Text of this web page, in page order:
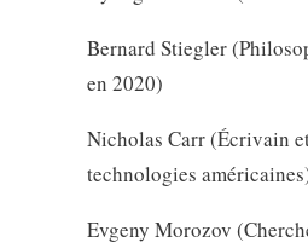
Bernard Stiegler
en 2020)
Nicholas Carr (Écrivain
technologies
Evgeny Morozov